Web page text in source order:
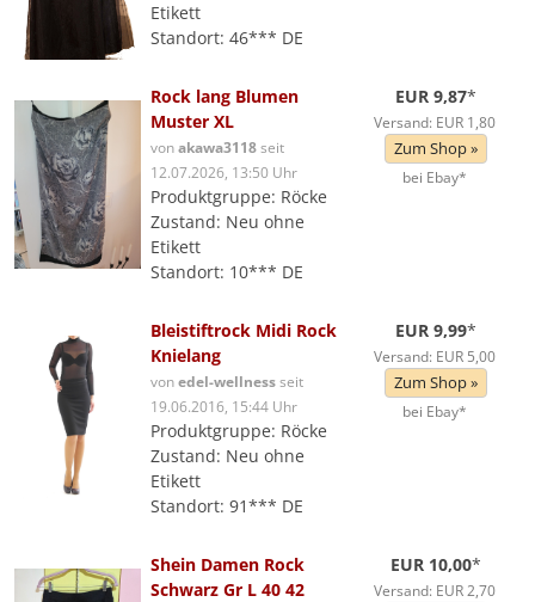
Etikett
Standort: 46*** DE
Rock lang Blumen
Muster XL
vonakawa3118seit
12.07.2026, 13:50 Uhr
Produktgruppe: Röcke
Zustand: Neu ohne
Etikett
Standort: 10*** DE
EUR 9,87*
Versand: EUR 1,80
Zum Shop »
bei Ebay*
Bleistiftrock Midi Rock
Knielang
vonedel-wellnessseit
19.06.2016, 15:44 Uhr
Produktgruppe: Röcke
Zustand: Neu ohne
Etikett
Standort: 91*** DE
EUR 9,99*
Versand: EUR 5,00
Zum Shop »
bei Ebay*
Shein Damen Rock
Schwarz Gr L 40 42
EUR 10,00*
Versand: EUR 2,70